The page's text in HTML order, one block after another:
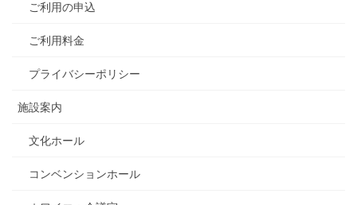
ご利用の申込
ご利用料金
プライバシーポリシー
施設案内
文化ホール
コンベンションホール